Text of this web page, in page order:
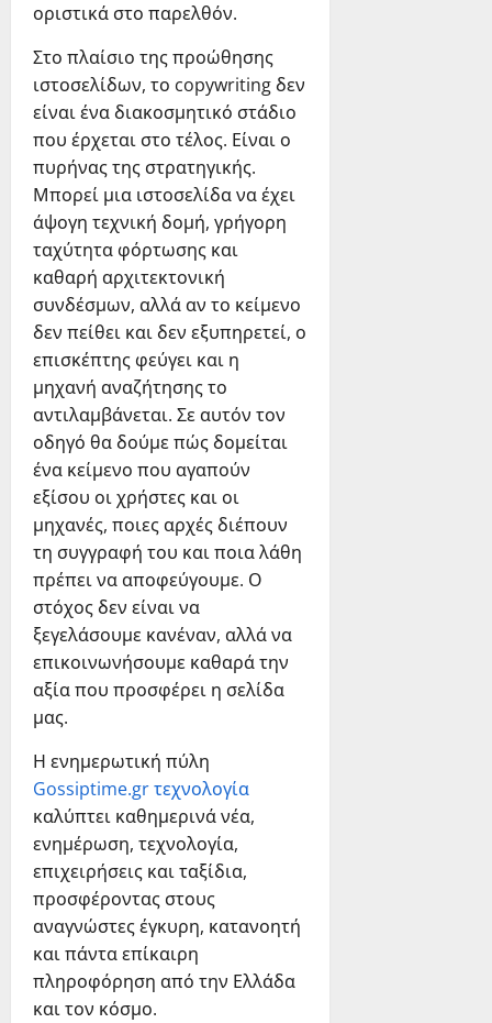
οριστικά στο παρελθόν.
Στο πλαίσιο της προώθησης
ιστοσελίδων, το copywriting δεν
είναι ένα διακοσμητικό στάδιο
που έρχεται στο τέλος. Είναι ο
πυρήνας της στρατηγικής.
Μπορεί μια ιστοσελίδα να έχει
άψογη τεχνική δομή, γρήγορη
ταχύτητα φόρτωσης και
καθαρή αρχιτεκτονική
συνδέσμων, αλλά αν το κείμενο
δεν πείθει και δεν εξυπηρετεί, ο
επισκέπτης φεύγει και η
μηχανή αναζήτησης το
αντιλαμβάνεται. Σε αυτόν τον
οδηγό θα δούμε πώς δομείται
ένα κείμενο που αγαπούν
εξίσου οι χρήστες και οι
μηχανές, ποιες αρχές διέπουν
τη συγγραφή του και ποια λάθη
πρέπει να αποφεύγουμε. Ο
στόχος δεν είναι να
ξεγελάσουμε κανέναν, αλλά να
επικοινωνήσουμε καθαρά την
αξία που προσφέρει η σελίδα
μας.
Η ενημερωτική πύλη
Gossiptime.gr τεχνολογία
καλύπτει καθημερινά νέα,
ενημέρωση, τεχνολογία,
επιχειρήσεις και ταξίδια,
προσφέροντας στους
αναγνώστες έγκυρη, κατανοητή
και πάντα επίκαιρη
πληροφόρηση από την Ελλάδα
και τον κόσμο.